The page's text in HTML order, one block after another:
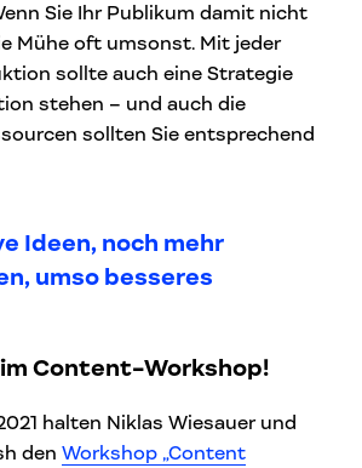
Sie Ihr Publikum damit nicht
Mühe oft umsonst. Mit jeder
sollte auch eine Strategie
stehen – und auch die
sollten Sie entsprechend
Ideen, noch mehr
umso besseres
Content-Workshop!
halten Niklas Wiesauer und
den Workshop „Content